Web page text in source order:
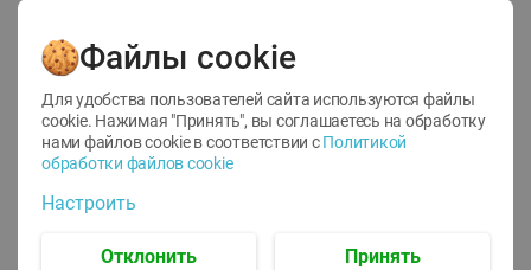
12
1.05 руб./
руб./шт ТОФУ Vegetus ТВЕРДЫЙ
Файлы cookie
Для удобства пользователей сайта используются файлы
cookie. Нажимая "Принять", вы соглашаетесь на обработку
нами файлов cookie в соответствии с Политикой
обработки файлов cookie
Настроить
Отклонить Принять